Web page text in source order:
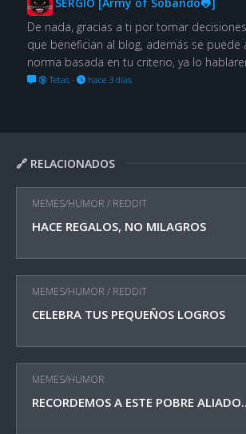
🔗 RELACIONADOS
MEMES/HUMOR / REDDIT
HACE REGALOS, NO MILAGROS
MEMES/HUMOR / REDDIT
CELEBRA TUS PEQUEÑOS LOGROS
MEMES/HUMOR
RECORDEMOS A ESTE POBRE
De nada, gracias a ti por tomar
que benefician al blog, además se puede
norma basada en tu criterio, ya lo
🔞 Tetas· hace 3 días